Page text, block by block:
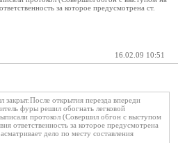
за которое предусмотрена ст.
16.02.09 10:51
открытия перезда впереди
фуры решил обогнать легковой
протокол (Совершил обгон с выступом
ответственность за которое предусмотрена
дело по месту составления